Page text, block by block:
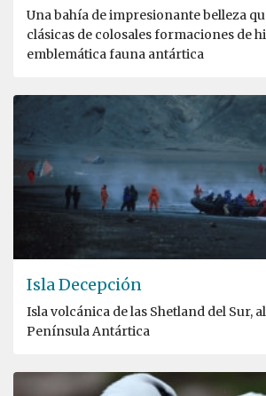
Una bahía de impresionante belleza
clásicas de colosales formaciones de
emblemática fauna antártica
Isla Decepción
Isla volcánica de las Shetland del Sur,
Península Antártica